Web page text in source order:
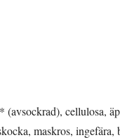
cellulosa,
maskros, ingefära,